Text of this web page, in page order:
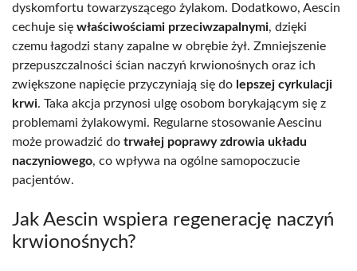
dyskomfortu towarzyszącego żylakom. Dodatkowo, Aescin
cechuje się właściwościami przeciwzapalnymi, dzięki
czemu łagodzi stany zapalne w obrębie żył. Zmniejszenie
przepuszczalności ścian naczyń krwionośnych oraz ich
zwiększone napięcie przyczyniają się do lepszej cyrkulacji
krwi. Taka akcja przynosi ulgę osobom borykającym się z
problemami żylakowymi. Regularne stosowanie Aescinu
może prowadzić do trwałej poprawy zdrowia układu
naczyniowego, co wpływa na ogólne samopoczucie
pacjentów.
Jak Aescin wspiera regenerację naczyń
krwionośnych?